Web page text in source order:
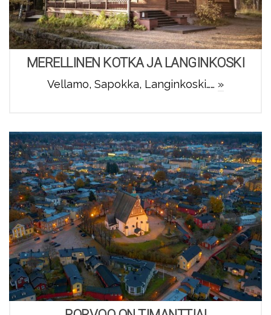
MERELLINEN KOTKA JA LANGINKOSKI
Vellamo, Sapokka, Langinkoski…… »